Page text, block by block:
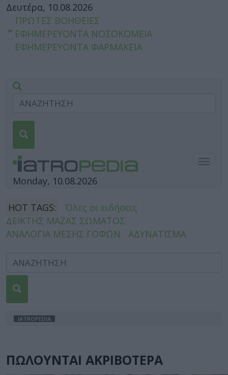
Δευτέρα, 10.08.2026
ΠΡΩΤΕΣ ΒΟΗΘΕΙΕΣ
ΕΦΗΜΕΡΕΥΟΝΤΑ ΝΟΣΟΚΟΜΕΙΑ
ΕΦΗΜΕΡΕΥΟΝΤΑ ΦΑΡΜΑΚΕΙΑ
Monday, 10.08.2026
HOT TAGS:
Όλες οι ειδήσεις
ΔΕΙΚΤΗΣ ΜΑΖΑΣ ΣΩΜΑΤΟΣ
ΑΝΑΛΟΓΙΑ ΜΕΣΗΣ ΓΟΦΩΝ
ΑΔΥΝΑΤΙΣΜΑ
IATROPEDIA
ΠΩΛΟΥΝΤΑΙ ΑΚΡΙΒΟΤΕΡΑ